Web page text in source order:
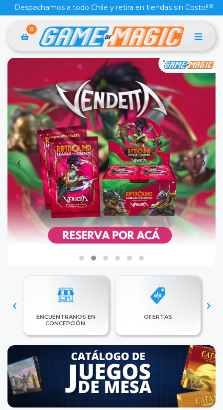
Despachamos a todo Chile y retira en tiendas sin Costo!!×
0
‹ ›
ENCUÉNTRANOS EN
CONCEPCIÓN.
OFERTAS